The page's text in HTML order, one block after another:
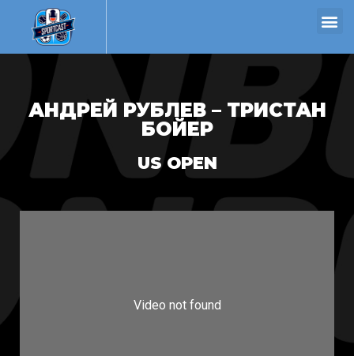
АНДРЕЙ РУБЛЕВ – ТРИСТАН
БОЙЕР
US OPEN